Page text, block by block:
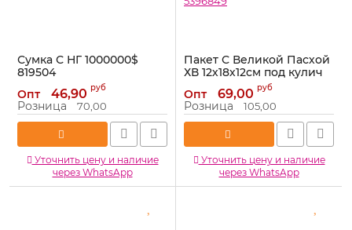
Сумка С НГ 1000000$
819504
Артикул: 819504
Опт 46,90 руб
Розница 70,00
Уточнить цену и наличие
через WhatsApp
Пакет С Великой Пасхой
ХВ 12х18х12см под кулич
Артикул: 5396849
Опт 69,00 руб
Розница 105,00
Уточнить цену и наличие
через WhatsApp